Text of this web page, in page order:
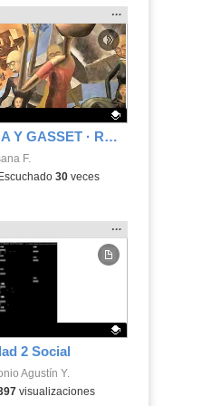
IES ORTEGA Y GASSET · RADIO LA ESPECTADORA
Sociales» en:
Mostrar
la
ubicación
de la
búsqueda
…
F.
Escuchado 30veces
2 Social
Sociales» en:
Mostrar
la
ubicación
…
Agustín Y.
visualizaciones